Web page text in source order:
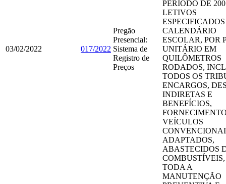
03/02/2022 017/2022
Pregão
Presencial:
Sistema de
Registro de
Preços
PERÍODO DE
LETIVOS
CALENDÁRIO
ESCOLAR, POR
UNITÁRIO EM
QUILÔMETROS
RODADOS,
TODOS OS
ENCARGOS,
INDIRETAS E
BENEFÍCIOS,
VEÍCULOS
ADAPTADOS,
ABASTECIDOS
TODA A
MANUTENÇÃO